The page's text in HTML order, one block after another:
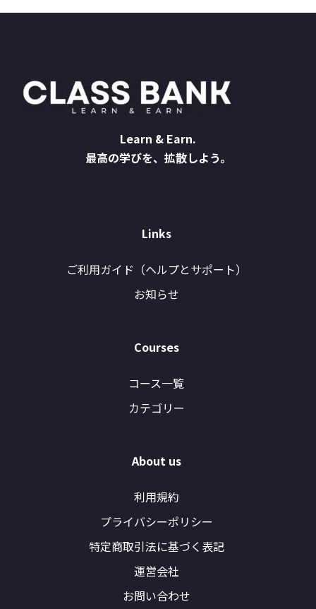
Learn & Earn.
最高の学びを、拡散しよう。
Links
ご利用ガイド（ヘルプとサポート）
お知らせ
Courses
コース一覧
カテゴリー
About us
利用規約
プライバシーポリシー
特定商取引法に基づく表記
運営会社
お問い合わせ